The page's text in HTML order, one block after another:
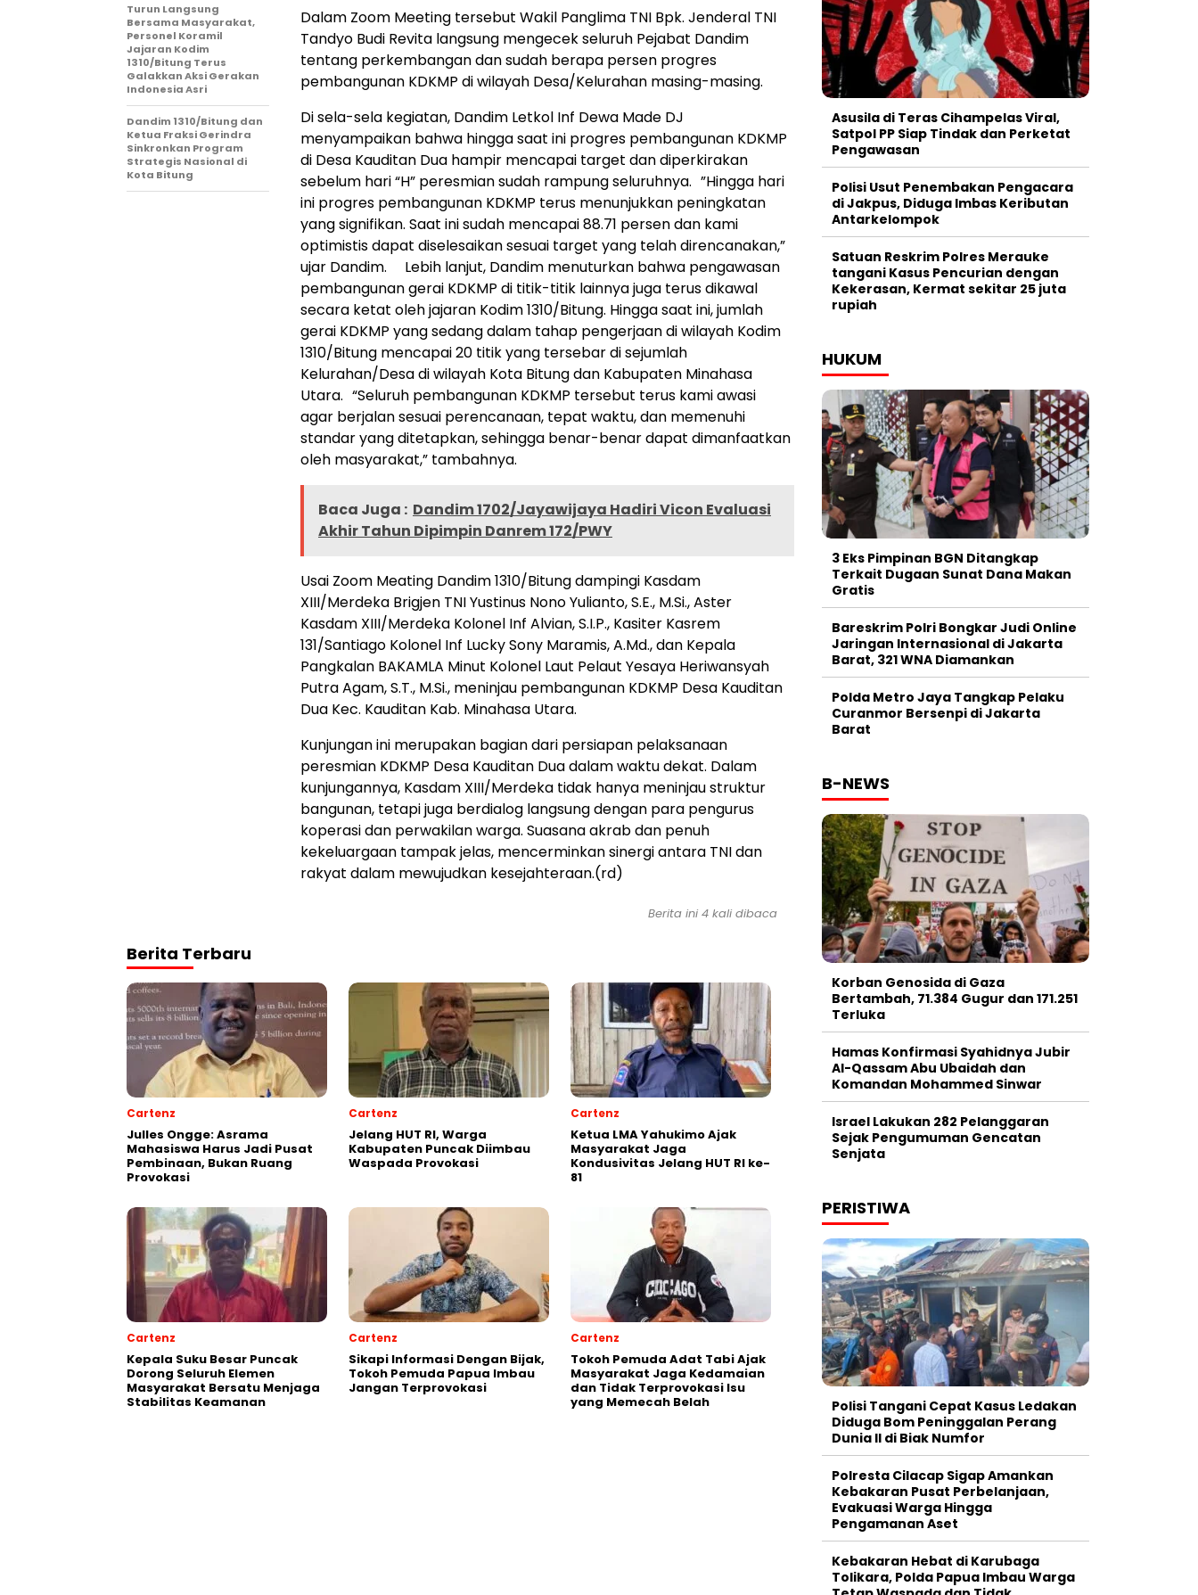
Dalam Zoom Meeting tersebut Wakil Panglima TNI Bpk. Jenderal TNI
Tandyo Budi Revita langsung mengecek seluruh Pejabat Dandim
tentang perkembangan dan sudah berapa persen progres
pembangunan KDKMP di wilayah Desa/Kelurahan masing-masing.
Di sela-sela kegiatan, Dandim Letkol Inf Dewa Made DJ
menyampaikan bahwa hingga saat ini progres pembangunan KDKMP
di Desa Kauditan Dua hampir mencapai target dan diperkirakan
sebelum hari “H” peresmian sudah rampung seluruhnya. ‎”Hingga hari
ini progres pembangunan KDKMP terus menunjukkan peningkatan
yang signifikan. Saat ini sudah mencapai 88.71 persen dan kami
optimistis dapat diselesaikan sesuai target yang telah direncanakan,”
ujar Dandim. ‎ ‎Lebih lanjut, Dandim menuturkan bahwa pengawasan
pembangunan gerai KDKMP di titik-titik lainnya juga terus dikawal
secara ketat oleh jajaran Kodim 1310/Bitung. Hingga saat ini, jumlah
gerai KDKMP yang sedang dalam tahap pengerjaan di wilayah Kodim
1310/Bitung mencapai 20 titik yang tersebar di sejumlah
Kelurahan/Desa di wilayah Kota Bitung dan Kabupaten Minahasa
Utara. ‎“Seluruh pembangunan KDKMP tersebut terus kami awasi
agar berjalan sesuai perencanaan, tepat waktu, dan memenuhi
standar yang ditetapkan, sehingga benar-benar dapat dimanfaatkan
oleh masyarakat,” tambahnya.
Baca Juga : Dandim 1702/Jayawijaya Hadiri Vicon Evaluasi
Akhir Tahun Dipimpin Danrem 172/PWY
Usai Zoom Meating Dandim 1310/Bitung dampingi Kasdam
XIII/Merdeka Brigjen TNI Yustinus Nono Yulianto, S.E., M.Si., Aster
Kasdam XIII/Merdeka Kolonel Inf Alvian, S.I.P., Kasiter Kasrem
131/Santiago Kolonel Inf Lucky Sony Maramis, A.Md., dan Kepala
Pangkalan BAKAMLA Minut Kolonel Laut Pelaut Yesaya Heriwansyah
Putra Agam, S.T., M.Si., meninjau pembangunan KDKMP Desa Kauditan
Dua Kec. Kauditan Kab. Minahasa Utara.
Kunjungan ini merupakan bagian dari persiapan pelaksanaan
peresmian KDKMP Desa Kauditan Dua dalam waktu dekat. Dalam
kunjungannya, Kasdam XIII/Merdeka tidak hanya meninjau struktur
bangunan, tetapi juga berdialog langsung dengan para pengurus
koperasi dan perwakilan warga. Suasana akrab dan penuh
kekeluargaan tampak jelas, mencerminkan sinergi antara TNI dan
rakyat dalam mewujudkan kesejahteraan.(rd)
Turun Langsung
Bersama Masyarakat,
Personel Koramil
Jajaran Kodim
1310/Bitung Terus
Galakkan Aksi Gerakan
Indonesia Asri
Dandim 1310/Bitung dan
Ketua Fraksi Gerindra
Sinkronkan Program
Strategis Nasional di
Kota Bitung
Berita ini 4 kali dibaca
Berita Terbaru
Cartenz
Julles Ongge: Asrama
Mahasiswa Harus Jadi Pusat
Pembinaan, Bukan Ruang
Provokasi
Cartenz
Jelang HUT RI, Warga
Kabupaten Puncak Diimbau
Waspada Provokasi
Cartenz
Ketua LMA Yahukimo Ajak
Masyarakat Jaga
Kondusivitas Jelang HUT RI ke-
81
Cartenz
Kepala Suku Besar Puncak
Dorong Seluruh Elemen
Masyarakat Bersatu Menjaga
Stabilitas Keamanan
Cartenz
Sikapi Informasi Dengan Bijak,
Tokoh Pemuda Papua Imbau
Jangan Terprovokasi
Cartenz
Tokoh Pemuda Adat Tabi Ajak
Masyarakat Jaga Kedamaian
dan Tidak Terprovokasi Isu
yang Memecah Belah
Asusila di Teras Cihampelas Viral,
Satpol PP Siap Tindak dan Perketat
Pengawasan
Polisi Usut Penembakan Pengacara
di Jakpus, Diduga Imbas Keributan
Antarkelompok
Satuan Reskrim Polres Merauke
tangani Kasus Pencurian dengan
Kekerasan, Kermat sekitar 25 juta
rupiah
HUKUM
3 Eks Pimpinan BGN Ditangkap
Terkait Dugaan Sunat Dana Makan
Gratis
Bareskrim Polri Bongkar Judi Online
Jaringan Internasional di Jakarta
Barat, 321 WNA Diamankan
Polda Metro Jaya Tangkap Pelaku
Curanmor Bersenpi di Jakarta
Barat
B-NEWS
Korban Genosida di Gaza
Bertambah, 71.384 Gugur dan 171.251
Terluka
Hamas Konfirmasi Syahidnya Jubir
Al-Qassam Abu Ubaidah dan
Komandan Mohammed Sinwar
Israel Lakukan 282 Pelanggaran
Sejak Pengumuman Gencatan
Senjata
PERISTIWA
Polisi Tangani Cepat Kasus Ledakan
Diduga Bom Peninggalan Perang
Dunia II di Biak Numfor
Polresta Cilacap Sigap Amankan
Kebakaran Pusat Perbelanjaan,
Evakuasi Warga Hingga
Pengamanan Aset
Kebakaran Hebat di Karubaga
Tolikara, Polda Papua Imbau Warga